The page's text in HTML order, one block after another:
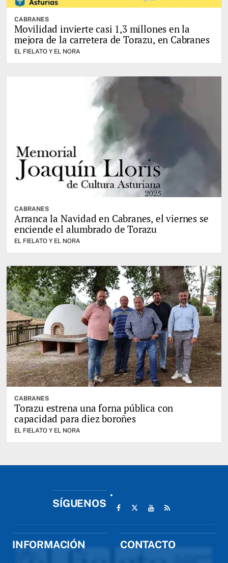
CABRANES
Movilidad invierte casi 1,3 millones en la
mejora de la carretera de Torazu, en Cabranes
EL FIELATO Y EL NORA
CABRANES
Arranca la Navidad en Cabranes, el viernes se
enciende el alumbrado de Torazu
EL FIELATO Y EL NORA
CABRANES
Torazu estrena una forna pública con
capacidad para diez boroñes
EL FIELATO Y EL NORA
SÍGUENOS
INFORMACIÓN CONTACTO